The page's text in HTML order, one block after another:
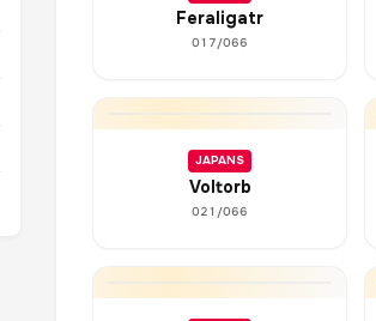
Feraligatr
017/066
JAPANS
Voltorb
021/066